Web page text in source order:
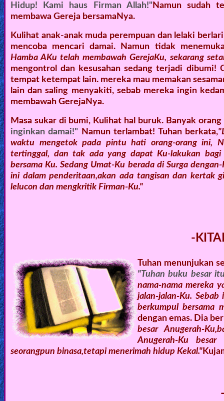
Hidup! Kami haus Firman Allah!"Namun sudah
membawa Gereja bersamaNya.
Kulihat anak-anak muda perempuan dan lelaki
mencoba mencari damai. Namun tidak
Hamba AKu telah membawah GerejaKu, sekarang
mengontrol dan kesusahan sedang terjadi dibumi!
tempat ketempat lain. mereka mau memakan
lain dan saling menyakiti, sebab mereka ingin
membawah GerejaNya.
Masa sukar di bumi, Kulihat hal buruk. Banyak
inginkan damai!" Namun terlambat! Tuhan berkata,
waktu mengetok pada pintu hati orang-orang ini,
tertinggal, dan tak ada yang dapat Ku-lakukan bagi
bersama Ku. Sedang Umat-Ku berada di Surga
ini dalam penderitaan,akan ada tangisan dan kertak
lelucon dan mengkritik Firman-Ku."
-
Tuhan menunjukan
"Tuhan buku besar
nama-nama mereka
jalan-jalan-Ku.
berkumpul bersama
dengan emas. Dia
besar Anugerah-
Anugerah-Ku
seorangpun binasa,tetapi menerimah hidup Kekal."